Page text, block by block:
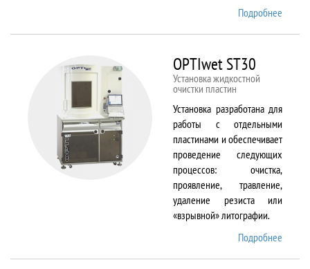
Подробнее
OPTIwet ST30
Установка жидкостной
очистки пластин
Установка разработана для
работы с отдельными
пластинами и обеспечивает
проведение следующих
процессов: очистка,
проявление, травление,
удаление резиста или
«взрывной» литографии.
Подробнее